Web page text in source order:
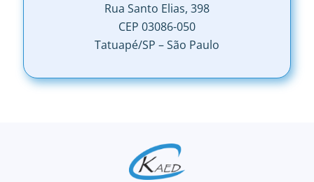
Rua Santo Elias, 398
CEP 03086-050
Tatuapé/SP – São Paulo